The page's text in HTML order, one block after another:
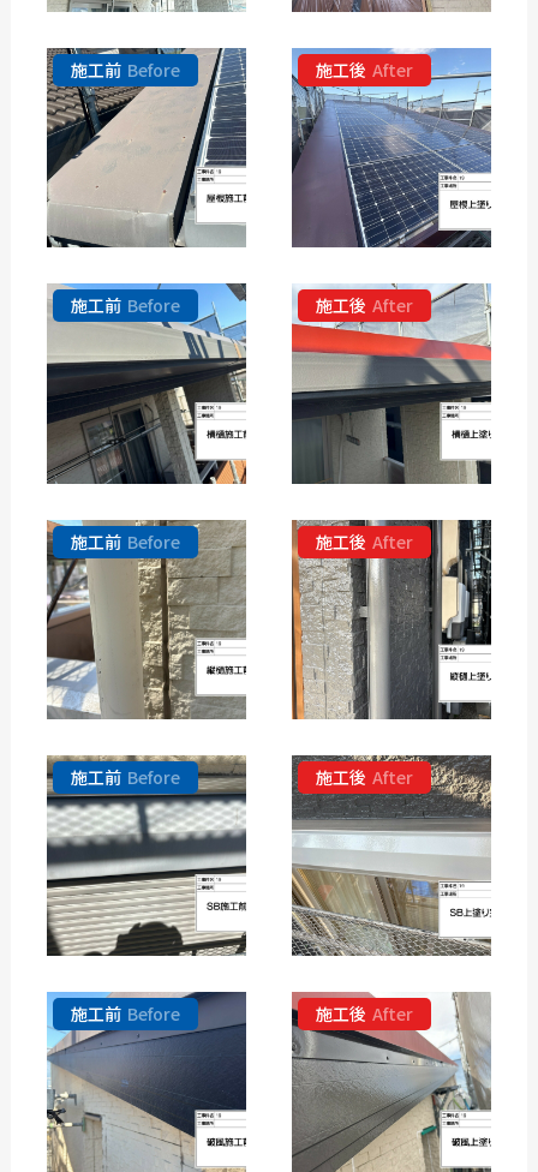
施工前 Before 施工後 After
施工前 Before 施工後 After
施工前 Before 施工後 After
施工前 Before 施工後 After
施工前 Before 施工後 After